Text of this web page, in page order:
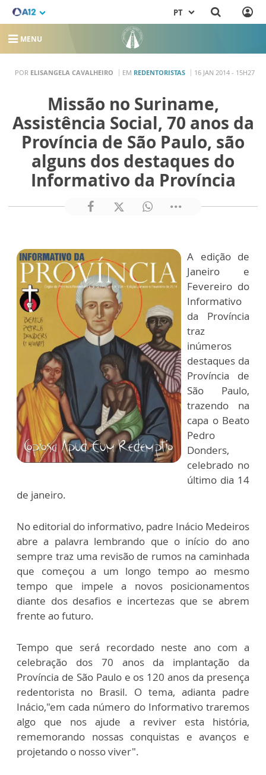
PT
MENU
POR ELISANGELA CAVALHEIRO EM REDENTORISTAS 16 JAN 2014 - 15H27
Missão no Suriname,
Assistência Social, 70 anos da
Província de São Paulo, são
alguns dos destaques do
Informativo da Província
A edição de
Janeiro e
Fevereiro do
Informativo
da Província
traz
inúmeros
destaques da
Província de
São Paulo,
trazendo na
capa o Beato
Pedro
Donders,
celebrado no
último dia 14
de janeiro.
No editorial do informativo, padre Inácio Medeiros
abre a palavra lembrando que o início do ano
sempre traz uma revisão de rumos na caminhada
que começou a um longo tempo ao mesmo
tempo que impele a novos posicionamentos
diante dos desafios e incertezas que se abrem
frente ao futuro.
Tempo que será recordado neste ano com a
celebração dos 70 anos da implantação da
Província de São Paulo e os 120 anos da presença
redentorista no Brasil. O tema, adianta padre
Inácio,"em cada número do Informativo traremos
algo que nos ajude a reviver esta história,
rememorando nossas conquistas e avanços e
projetando o nosso viver".